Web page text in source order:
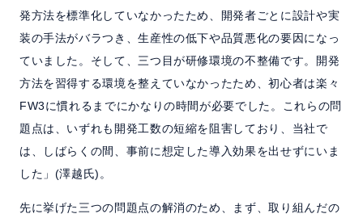
発方法を標準化していなかったため、開発者ごとに設計や実
装の手法がバラつき、生産性の低下や品質悪化の要因になっ
ていました。そして、三つ目が研修環境の不整備です。開発
方法を習得する環境を整えていなかったため、初心者は楽々
FW3に慣れるまでにかなりの時間が必要でした。これらの問
題点は、いずれも開発工数の短縮を阻害しており、当社で
は、しばらくの間、事前に想定した導入効果を出せずにいま
した」(澤越氏)。
先に挙げた三つの問題点の解消のため、まず、取り組んだの